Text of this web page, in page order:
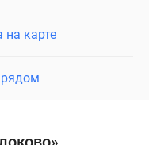
на карте